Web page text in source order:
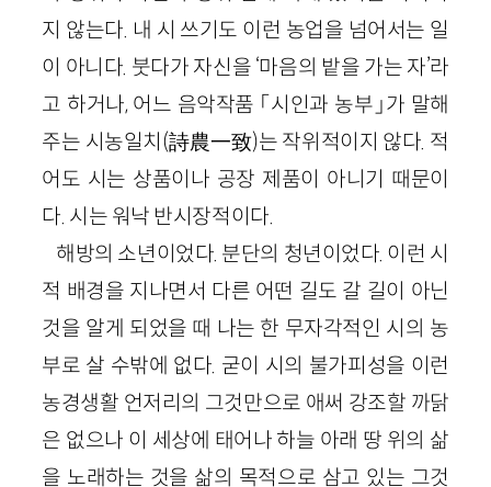
지 않는다. 내 시 쓰기도 이런 농업을 넘어서는 일
이 아니다. 붓다가 자신을 ‘마음의 밭을 가는 자’라
고 하거나, 어느 음악작품 「시인과 농부」가 말해
주는 시농일치(詩農一致)는 작위적이지 않다. 적
어도 시는 상품이나 공장 제품이 아니기 때문이
다. 시는 워낙 반시장적이다.
해방의 소년이었다. 분단의 청년이었다. 이런 시
적 배경을 지나면서 다른 어떤 길도 갈 길이 아닌
것을 알게 되었을 때 나는 한 무자각적인 시의 농
부로 살 수밖에 없다. 굳이 시의 불가피성을 이런
농경생활 언저리의 그것만으로 애써 강조할 까닭
은 없으나 이 세상에 태어나 하늘 아래 땅 위의 삶
을 노래하는 것을 삶의 목적으로 삼고 있는 그것